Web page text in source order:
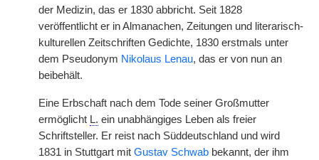
der Medizin, das er 1830 abbricht. Seit 1828
veröffentlicht er in Almanachen, Zeitungen und literarisch-
kulturellen Zeitschriften Gedichte, 1830 erstmals unter
dem Pseudonym Nikolaus Lenau, das er von nun an
beibehält.
Eine Erbschaft nach dem Tode seiner Großmutter
ermöglicht L. ein unabhängiges Leben als freier
Schriftsteller. Er reist nach Süddeutschland und wird
1831 in Stuttgart mit Gustav Schwab bekannt, der ihm